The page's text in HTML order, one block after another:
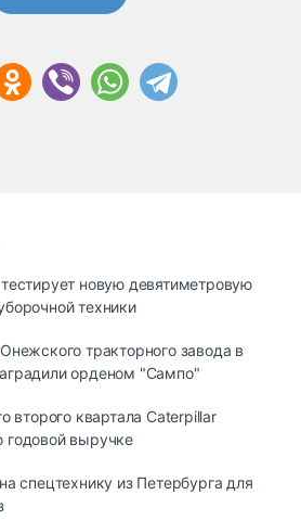
новую девятиметровую
техники
тракторного завода в
орденом "Сампо"
второго квартала Caterpillar
годовой выручке
спецтехнику из Петербурга для